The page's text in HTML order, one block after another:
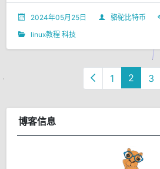
2024年05月25日 骆驼比特币
linux教程 科技
1 2 3
博客信息